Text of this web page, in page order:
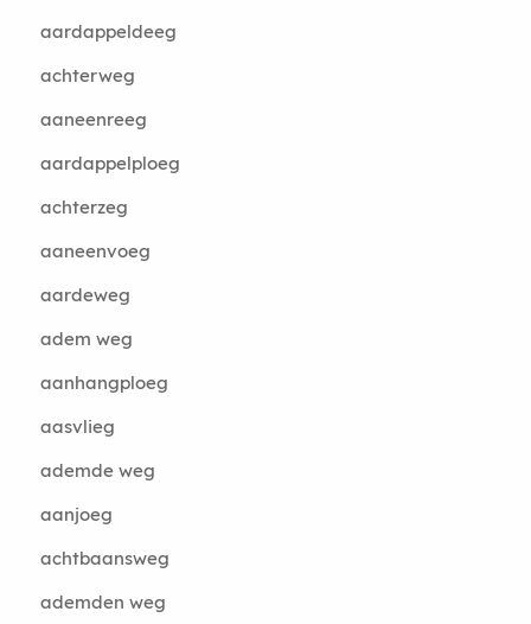
aardappeldeeg
achterweg
aaneenreeg
aardappelploeg
achterzeg
aaneenvoeg
aardeweg
adem weg
aanhangploeg
aasvlieg
ademde weg
aanjoeg
achtbaansweg
ademden weg